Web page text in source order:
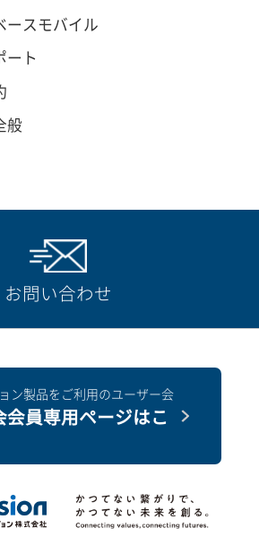
ースモバイル
ート
般
お問い合わせ
ン製品をご利用のユーザー会
会員専用ページはこ